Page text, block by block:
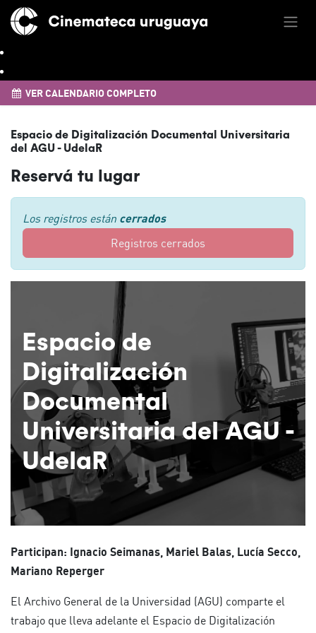
VER CALENDARIO COMPLETO
Espacio de Digitalización Documental Universitaria
del AGU - UdelaR
Reservá tu lugar
Los registros están cerrados
Registros cerrados
Espacio de
Digitalización
Documental
Universitaria del AGU -
UdelaR
Participan: Ignacio Seimanas, Mariel Balas, Lucía Secco,
Mariano Reperger
El Archivo General de la Universidad (AGU) comparte el
trabajo que lleva adelante el Espacio de Digitalización